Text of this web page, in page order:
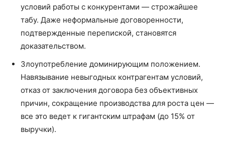
условий работы с конкурентами — строжайшее
табу. Даже неформальные договоренности,
подтвержденные перепиской, становятся
доказательством.
Злоупотребление доминирующим положением.
Навязывание невыгодных контрагентам условий,
отказ от заключения договора без объективных
причин, сокращение производства для роста цен —
все это ведет к гигантским штрафам (до 15% от
выручки).